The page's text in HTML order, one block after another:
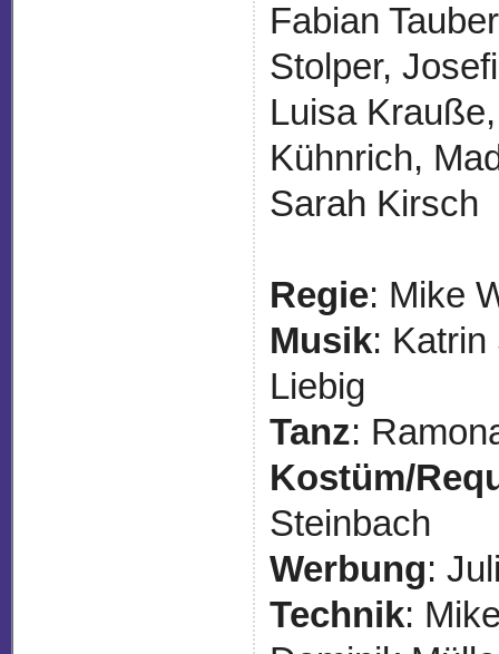
Fabian
Stolper,
Luisa
Kühnrich,
Sarah Kirsch
Regie: Mike
Musik:
Liebig
Tanz:
Kostüm/
Steinbach
Werbung:
Technik: